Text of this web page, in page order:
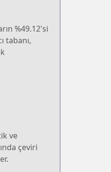
%49.12'si
tabanı,
ve
çeviri